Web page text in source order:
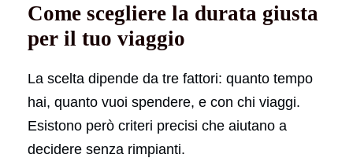
Come scegliere la durata giusta
per il tuo viaggio
La scelta dipende da tre fattori: quanto tempo
hai, quanto vuoi spendere, e con chi viaggi.
Esistono però criteri precisi che aiutano a
decidere senza rimpianti.